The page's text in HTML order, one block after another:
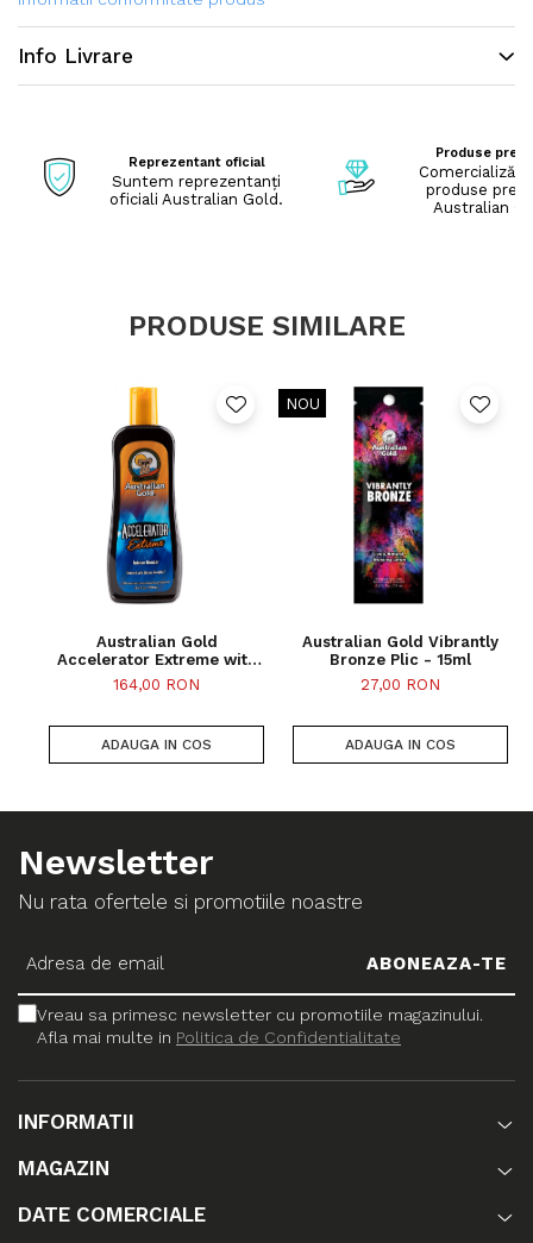
Se aplica inainte de sedinta de solar. Spalati-va pe
maini dupa utilizare.
Info Livrare
Reprezentant oficial
Suntem reprezentanți
oficiali Australian Gold.
Produse
produse
Australian
PRODUSE SIMILARE
Australian Gold
Accelerator Extreme with
Bronzers Flacon - 250ml
164,00 RON
ADAUGA IN COS
NOU
Australian Gold Vibrantly
Bronze Plic - 15ml
27,00 RON
ADAUGA IN COS
Newsletter
Nu rata ofertele si promotiile noastre
Vreau sa primesc newsletter cu promotiile magazinului.
Afla mai multe in Politica de Confidentialitate
INFORMATII
MAGAZIN
DATE COMERCIALE